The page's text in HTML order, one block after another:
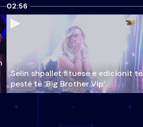
02:56
Selin shpallet fituese e edicionit të
pestë të ‘Big Brother Vip’